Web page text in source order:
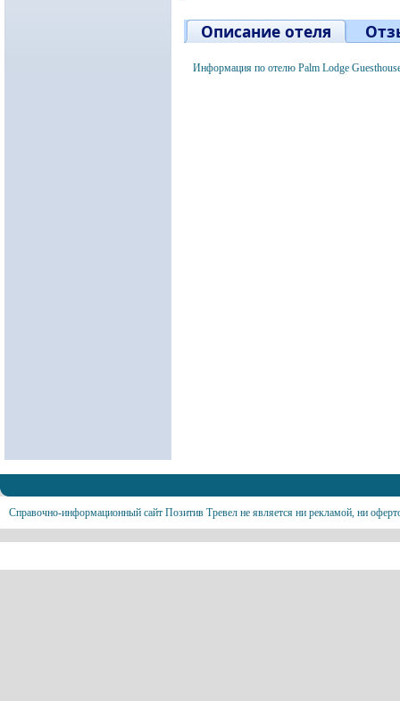
Описание отеля
Информация по отелю Palm Lodge
Справочно-информационный сайт Позитив Тревел не является ни рекламой, ни